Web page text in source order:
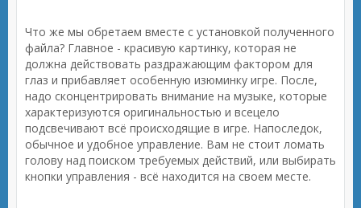
Что же мы обретаем вместе с установкой полученного
файла? Главное - красивую картинку, которая не
должна действовать раздражающим фактором для
глаз и прибавляет особенную изюминку игре. После,
надо сконцентрировать внимание на музыке, которые
характеризуются оригинальностью и всецело
подсвечивают всё происходящие в игре. Напоследок,
обычное и удобное управление. Вам не стоит ломать
голову над поиском требуемых действий, или выбирать
кнопки управления - всё находится на своем месте.